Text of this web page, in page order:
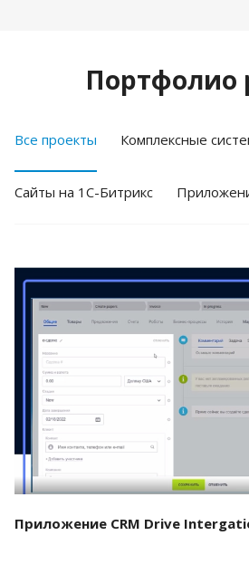
Портфолио
Все проекты Комплексные
Cайты на 1С-Битрикс
Смотреть проект
Приложение CRM Drive